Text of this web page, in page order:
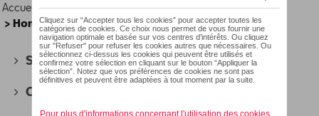
Accueil >Pour vous >Audi Sport Collection >Vêtements
> Hommes
SEAT(178)
CUPRA